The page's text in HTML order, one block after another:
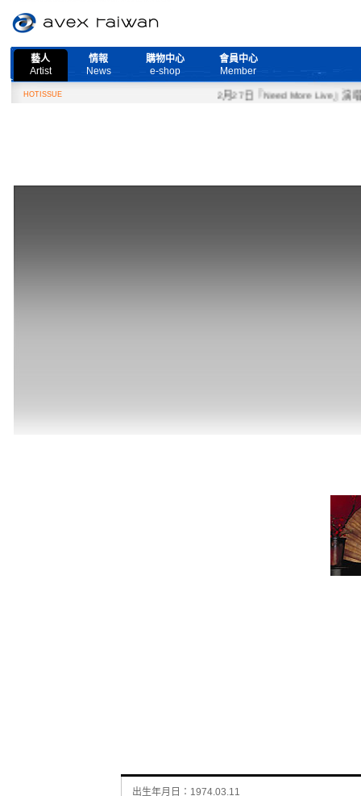
藝人
Artist
情報
News
購物中心
e-shop
會員中心
Member
HOTISSUE 2月27日『Need More Live』演唱會
出生年月日：1974.03.11